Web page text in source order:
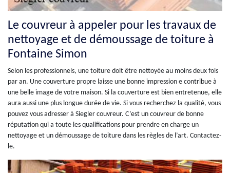
Le couvreur à appeler pour les travaux de
nettoyage et de démoussage de toiture à
Fontaine Simon
Selon les professionnels, une toiture doit être nettoyée au moins deux fois
par an. Une couverture propre laisse une bonne impression e contribue à
une belle image de votre maison. Si la couverture est bien entretenue, elle
aura aussi une plus longue durée de vie. Si vous recherchez la qualité, vous
pouvez vous adresser à Siegler couvreur. C’est un couvreur de bonne
réputation qui a toute les qualifications pour prendre en charge un
nettoyage et un démoussage de toiture dans les règles de l’art. Contactez-
le.